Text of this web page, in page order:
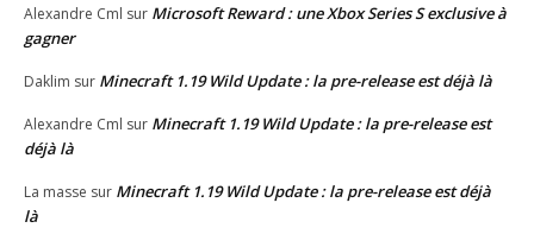
Alexandre Cml sur Microsoft Reward : une Xbox Series S exclusive à
gagner
Daklim sur Minecraft 1.19 Wild Update : la pre-release est déjà là
Alexandre Cml sur Minecraft 1.19 Wild Update : la pre-release est
déjà là
La masse sur Minecraft 1.19 Wild Update : la pre-release est déjà
là